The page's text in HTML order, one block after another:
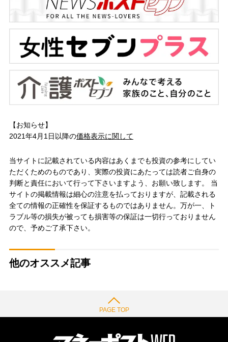
【お知らせ】
2021年4月1日以降の価格表示に関して
当サイトに記載されている内容はあくまでも投資の参考にしてい
ただくためのものであり、実際の投資にあたっては読者ご自身の
判断と責任において行って下さいますよう、お願い致します。 当
サイトの掲載情報は細心の注意を払っておりますが、記載される
全ての情報の正確性を保証するものではありません。万が一、ト
ラブル等の損失が被っても損害等の保証は一切行っておりません
ので、予めご了承下さい。
他のオススメ記事
PAGE TOP